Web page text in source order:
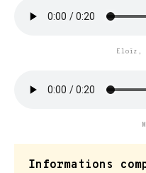
Eloïz,
Informations